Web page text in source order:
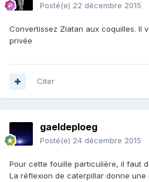
Posté(e) 22 décembre 2015
Convertissez Zlatan aux coquilles. Il
privée
Citer
gaeldeploeg
Posté(e) 24 décembre 2015
Pour cette fouille particulière, il faut
La réflexion de caterpillar donne une